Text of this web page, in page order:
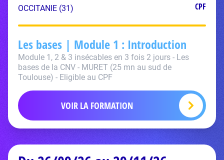
OCCITANIE (31) CPF
Les bases | Module 1 : Introduction
Module 1, 2 & 3 insécables en 3 fois 2 jours - Les
bases de la CNV - MURET (25 mn au sud de
Toulouse) - Eligible au CPF
VOIR LA FORMATION